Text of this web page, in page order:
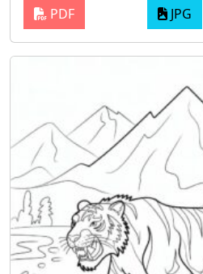
PDF JPG